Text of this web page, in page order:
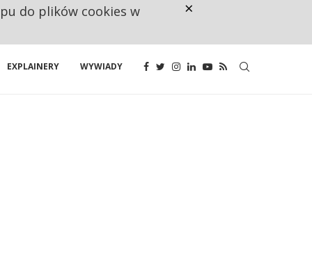
EXPLAINERY WYWIADY
do plików cookies w ×